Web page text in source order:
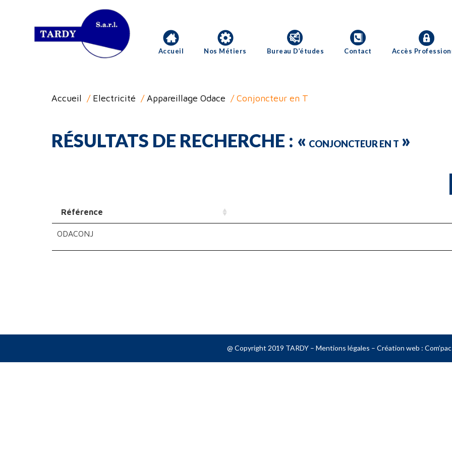
Accueil Nos Métiers Bureau D’études Contact Accès
Accueil / Electricité / Appareillage Odace / Conjoncteur en T
RÉSULTATS DE RECHERCHE : « CONJONCTEUR EN T »
Référence
ODACONJ
@ Copyright 2019 TARDY – Mentions légales – Création web : Com’pac